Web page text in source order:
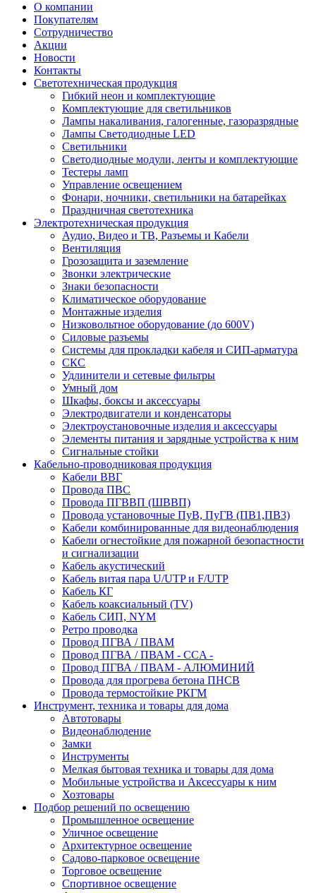
О компании
Покупателям
Сотрудничество
Акции
Новости
Контакты
Светотехническая продукция
Гибкий неон и комплектующие
Комплектующие для светильников
Лампы накаливания, галогенные, газоразрядные
Лампы Светодиодные LED
Светильники
Светодиодные модули, ленты и комплектующие
Тестеры ламп
Управление освещением
Фонари, ночники, светильники на батарейках
Праздничная светотехника
Электротехническая продукция
Аудио, Видео и ТВ, Разъемы и Кабели
Вентиляция
Грозозащита и заземление
Звонки электрические
Знаки безопасности
Климатическое оборудование
Монтажные изделия
Низковольтное оборудование (до 600V)
Силовые разъемы
Системы для прокладки кабеля и СИП-арматура
СКС
Удлинители и сетевые фильтры
Умный дом
Шкафы, боксы и аксессуары
Электродвигатели и конденсаторы
Электроустановочные изделия и аксессуары
Элементы питания и зарядные устройства к ним
Сигнальные стойки
Кабельно-проводниковая продукция
Кабели ВВГ
Провода ПВС
Провода ПГВВП (ШВВП)
Провода установочные ПуВ, ПуГВ (ПВ1,ПВ3)
Кабели комбинированные для видеонаблюдения
Кабели огнестойкие для пожарной безопастности
и сигнализации
Кабель акустический
Кабель витая пара U/UTP и F/UTP
Кабель КГ
Кабель коаксиальный (TV)
Кабель СИП, NYM
Ретро проводка
Провод ПГВА / ПВАМ
Провод ПГВА / ПВАМ - CCA -
Провод ПГВА / ПВАМ - АЛЮМИНИЙ
Провода для прогрева бетона ПНСВ
Провода термостойкие РКГМ
Инструмент, техника и товары для дома
Автотовары
Видеонаблюдение
Замки
Инструменты
Мелкая бытовая техника и товары для дома
Мобильные устройства и Аксессуары к ним
Хозтовары
Подбор решений по освещению
Промышленное освещение
Уличное освещение
Архитектурное освещение
Садово-парковое освещение
Торговое освещение
Спортивное освещение